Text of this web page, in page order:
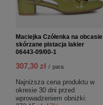
Maciejka Czółenka na obcasie
skórzane pistacja lakier
06443-09/00-1
307,30 zł / para
Najniższa cena produktu w
okresie 30 dni przed
wprowadzeniem obniżki: